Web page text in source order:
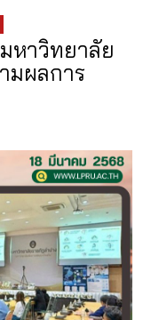
หาวิทยาลัย
มผลการ